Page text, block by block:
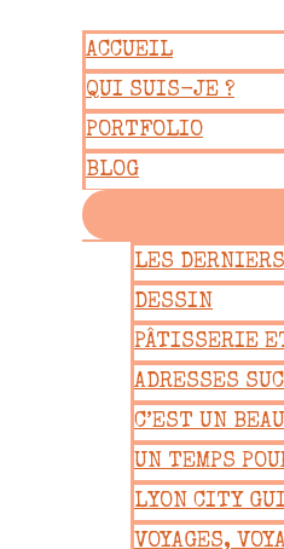
contenu
ACCUEIL
QUI SUIS-JE ?
PORTFOLIO
BLOG
LES
DESSIN
PÂTISSERIE
ADRESSES
C’EST UN
UN TEMPS
LYON CITY
VOYAGES,